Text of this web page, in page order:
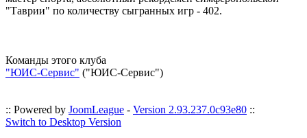
"Таврии" по количеству сыгранных игр - 402.
Команды этого клуба
"ЮИС-Сервис" ("ЮИС-Сервис")
:: Powered by JoomLeague - Version 2.93.237.0c93e80 ::
Switch to Desktop Version